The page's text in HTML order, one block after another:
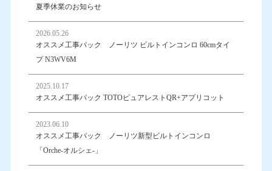
夏季休業のお知らせ
2026.05.26
オススメ工事パック ノーリツ ビルトインコンロ 60cmタイ
プ N3WV6M
2025.10.17
オススメ工事パック TOTOピュアレストQR+アプリコット
2023.06.10
オススメ工事パック ノーリツ新型ビルトインコンロ
「Orche-オルシェ-」